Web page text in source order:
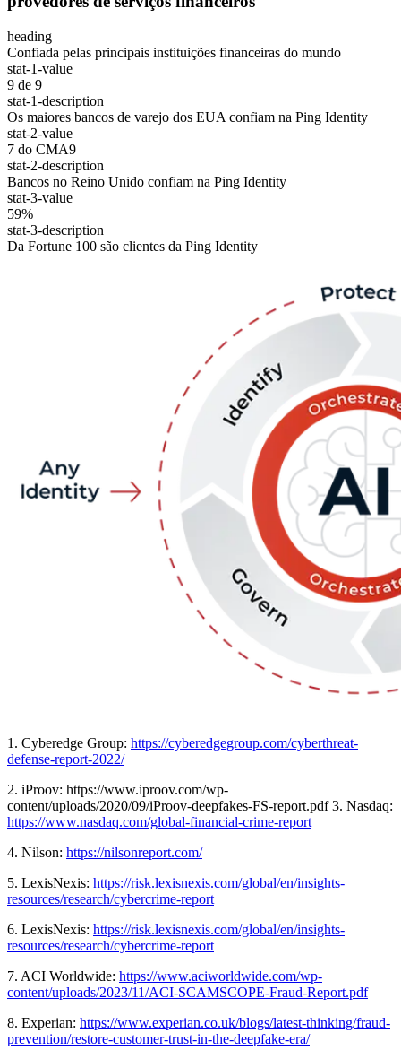
heading
Confiada pelas principais instituições financeiras do mundo
stat-1-value
9 de 9
stat-1-description
Os maiores bancos de varejo dos EUA confiam na Ping Identity
stat-2-value
7 do CMA9
stat-2-description
Bancos no Reino Unido confiam na Ping Identity
stat-3-value
59%
stat-3-description
Da Fortune 100 são clientes da Ping Identity
1. Cyberedge Group: https://cyberedgegroup.com/cyberthreat-
defense-report-2022/
2. iProov: https://www.iproov.com/wp-
content/uploads/2020/09/iProov-deepfakes-FS-report.pdf 3. Nasdaq:
https://www.nasdaq.com/global-financial-crime-report
4. Nilson: https://nilsonreport.com/
5. LexisNexis: https://risk.lexisnexis.com/global/en/insights-
resources/research/cybercrime-report
6. LexisNexis: https://risk.lexisnexis.com/global/en/insights-
resources/research/cybercrime-report
7. ACI Worldwide: https://www.aciworldwide.com/wp-
content/uploads/2023/11/ACI-SCAMSCOPE-Fraud-Report.pdf
8. Experian: https://www.experian.co.uk/blogs/latest-thinking/fraud-
prevention/restore-customer-trust-in-the-deepfake-era/